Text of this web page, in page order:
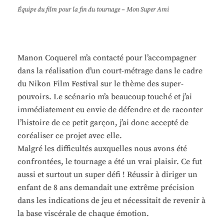
Équipe du film pour la fin du tournage – Mon Super Ami
Manon Coquerel m’a contacté pour l’accompagner
dans la réalisation d’un court-métrage dans le cadre
du Nikon Film Festival sur le thème des super-
pouvoirs. Le scénario m’a beaucoup touché et j’ai
immédiatement eu envie de défendre et de raconter
l’histoire de ce petit garçon, j’ai donc accepté de
coréaliser ce projet avec elle.
Malgré les difficultés auxquelles nous avons été
confrontées, le tournage a été un vrai plaisir. Ce fut
aussi et surtout un super défi ! Réussir à diriger un
enfant de 8 ans demandait une extrême précision
dans les indications de jeu et nécessitait de revenir à
la base viscérale de chaque émotion.